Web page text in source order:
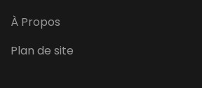
À Propos
Plan de site